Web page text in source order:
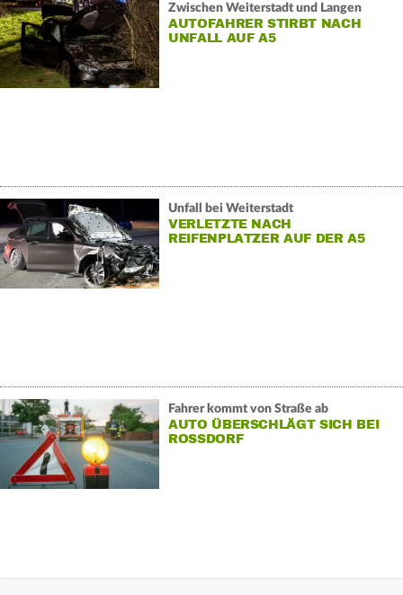
Zwischen Weiterstadt und Langen
AUTOFAHRER STIRBT NACH
UNFALL AUF A5
Unfall bei Weiterstadt
VERLETZTE NACH
REIFENPLATZER AUF DER A5
Fahrer kommt von Straße ab
AUTO ÜBERSCHLÄGT SICH BEI
ROSSDORF